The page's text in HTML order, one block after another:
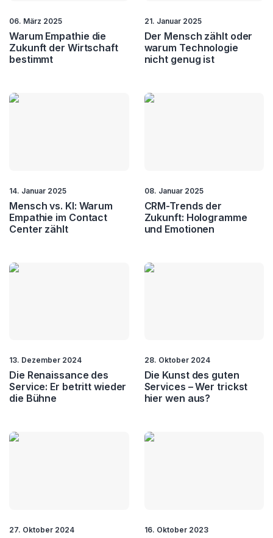
06. März 2025
Warum Empathie die
Zukunft der Wirtschaft
bestimmt
21. Januar 2025
Der Mensch zählt oder
warum Technologie
nicht genug ist
14. Januar 2025
Mensch vs. KI: Warum
Empathie im Contact
Center zählt
08. Januar 2025
CRM-Trends der
Zukunft: Hologramme
und Emotionen
13. Dezember 2024
Die Renaissance des
Service: Er betritt wieder
die Bühne
28. Oktober 2024
Die Kunst des guten
Services – Wer trickst
hier wen aus?
27. Oktober 2024 16. Oktober 2023